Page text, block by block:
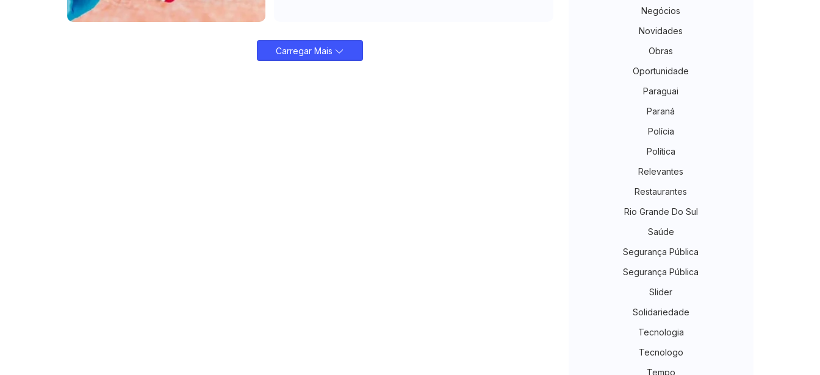
Carregar Mais
Negócios
Novidades
Obras
Oportunidade
Paraguai
Paraná
Polícia
Política
Relevantes
Restaurantes
Rio Grande Do Sul
Saúde
Segurança Pública
Segurança Pública
Slider
Solidariedade
Tecnologia
Tecnologo
Tempo